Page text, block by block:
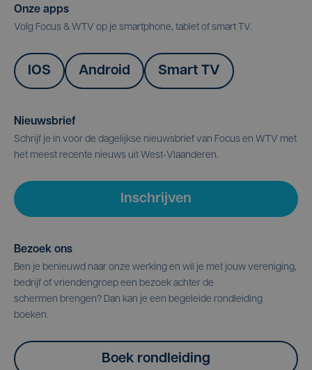
Onze apps
Volg Focus & WTV op je smartphone, tablet of smart TV.
IOS Android Smart TV
Nieuwsbrief
Schrijf je in voor de dagelijkse nieuwsbrief van Focus en WTV met
het meest recente nieuws uit West-Vlaanderen.
Inschrijven
Bezoek ons
Ben je benieuwd naar onze werking en wil je met jouw vereniging,
bedrijf of vriendengroep een bezoek achter de
schermen brengen? Dan kan je een begeleide rondleiding
boeken.
Boek rondleiding